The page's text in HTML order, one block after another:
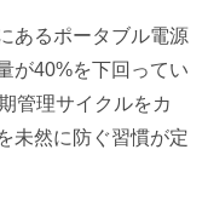
あるポータブル電源
が40%を下回ってい
管理サイクルをカ
未然に防ぐ習慣が定